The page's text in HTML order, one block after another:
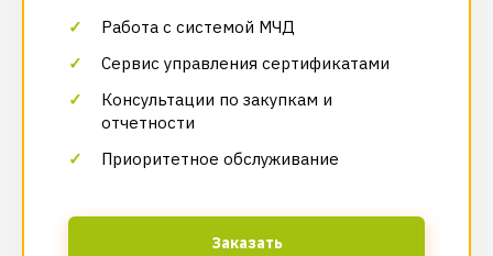
Работа с системой МЧД
Сервис управления сертификатами
Консультации по закупкам и
отчетности
Приоритетное обслуживание
Заказать